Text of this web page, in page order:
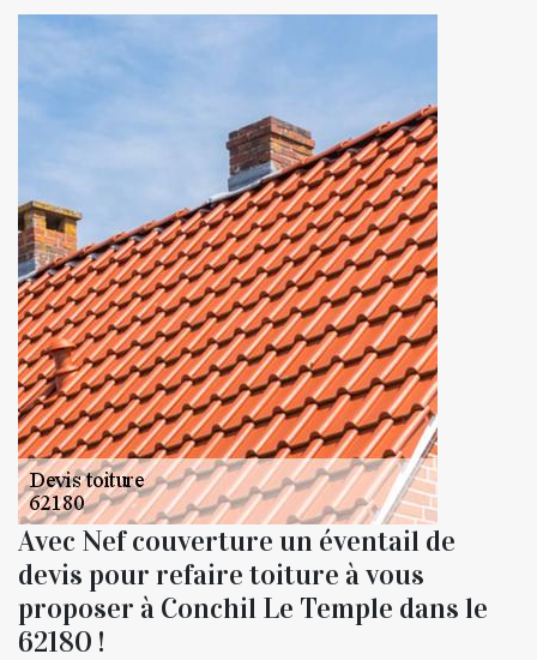
Avec Nef couverture un éventail de
devis pour refaire toiture à vous
proposer à Conchil Le Temple dans le
62180 !